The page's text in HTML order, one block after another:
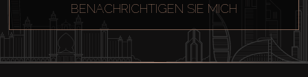
About UsBENACHRICHTIGEN SIE MICH